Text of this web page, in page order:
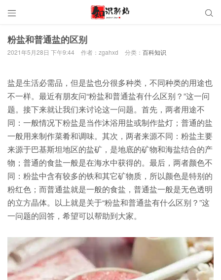
 
粉盐和普通盐的区别
2021年5月28日 下午9:44 作者：zgahxd 分类： 百科知识
盐是生活必需品，但是盐也分很多种类，不同种类的用途也
不一样。最近有朋友问“粉盐和普通盐有什么区别？”这一问
题。接下来就让我们来讨论这一问题。首先，两者用途不
同：一般情况下粉盐是当作沐浴用盐或制作盐灯；普通的盐
一般用来制作菜肴和调味。其次，两者来源不同：粉盐主要
来源于巴基斯坦地区的盐矿，是地底的矿物和海盐结合的产
物；普通的食盐一般是在海水中获得的。最后，两者颜色不
同：粉盐中含有较多的铁和其它矿物质，所以颜色是特别的
粉红色；而普通盐就是一般的食盐，普通盐一般是无色透明
的立方晶体。以上就是关于“粉盐和普通盐有什么区别？”这
一问题的回答，希望可以帮助到大家。